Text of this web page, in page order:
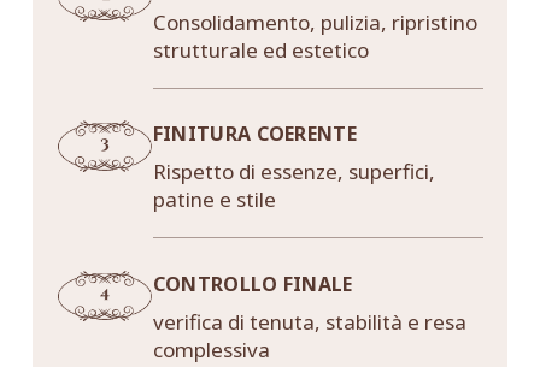
Consolidamento, pulizia, ripristino
strutturale ed estetico
FINITURA COERENTE
Rispetto di essenze, superfici,
patine e stile
CONTROLLO FINALE
verifica di tenuta, stabilità e resa
complessiva